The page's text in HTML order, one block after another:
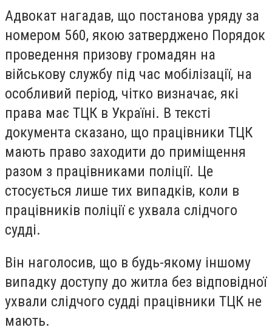
Адвокат нагадав, що постанова уряду за
номером 560, якою затверджено Порядок
проведення призову громадян на
військову службу під час мобілізації, на
особливий період, чітко визначає, які
права має ТЦК в Україні. В тексті
документа сказано, що працівники ТЦК
мають право заходити до приміщення
разом з працівниками поліції. Це
стосується лише тих випадків, коли в
працівників поліції є ухвала слідчого
судді.
Він наголосив, що в будь-якому іншому
випадку доступу до житла без відповідної
ухвали слідчого судді працівники ТЦК не
мають.